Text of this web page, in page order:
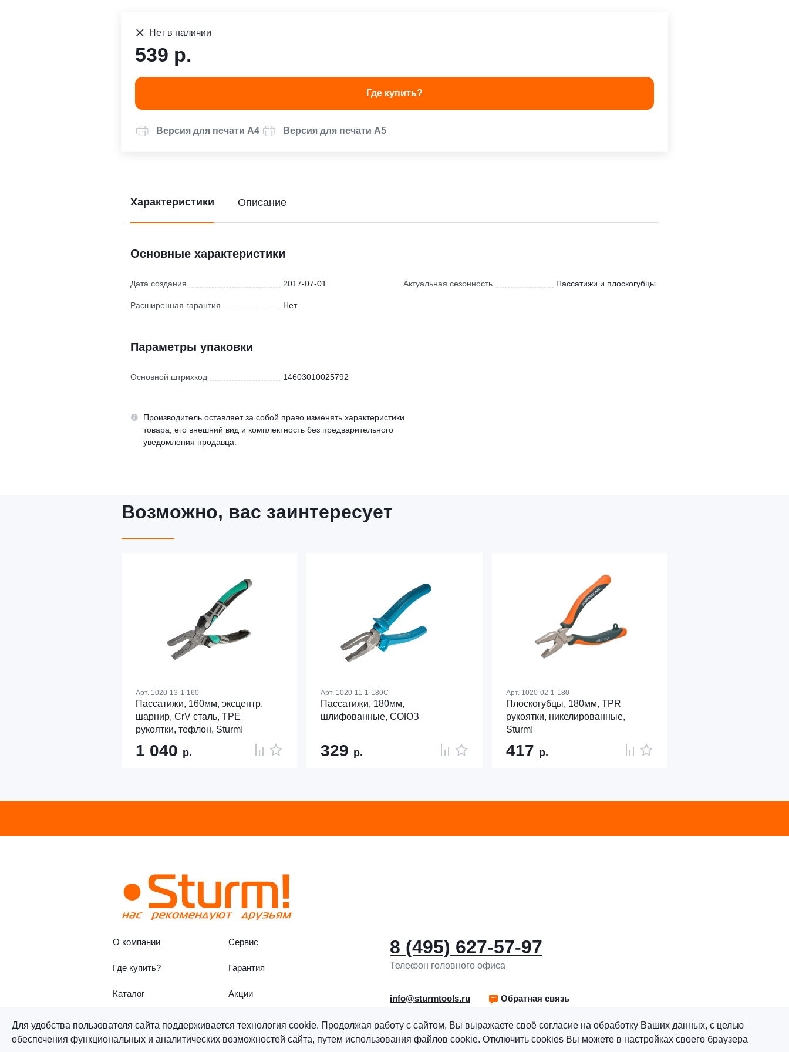
Нет в наличии
539 р.
Где купить?
Версия для печати А4 Версия для печати А5
Характеристики
Основные характеристики
Дата создания 2017-07-01
Расширенная гарантия Нет
Актуальная сезонность Пассатижи и плоскогубцы
Параметры упаковки
Основной штрихкод 14603010025792
Производитель оставляет за собой право изменять характеристики
товара, его внешний вид и комплектность без предварительного
уведомления продавца.
Описание
Возможно, вас заинтересует
Арт. 1020-13-1-160
Пассатижи, 160мм, эксцентр.
шарнир, CrV сталь, TPE
рукоятки, тефлон, Sturm!
1 040 р.
Арт. 1020-11-1-180C
Пассатижи, 180мм,
шлифованные, СОЮЗ
329 р.
Арт. 1020-02-1-180
Плоскогубцы, 180мм, TPR
рукоятки, никелированные,
Sturm!
417 р.
О компании Сервис
Где купить? Гарантия
Каталог Акции
8 (495) 627-57-97
Телефон головного офиса
info@sturmtools.ru Обратная связь
Для удобства пользователя сайта поддерживается технология cookie. Продолжая работу с сайтом, Вы выражаете своё согласие на обработку Ваших данных, с целью
обеспечения функциональных и аналитических возможностей сайта, путем использования файлов cookie. Отключить cookies Вы можете в настройках своего браузера